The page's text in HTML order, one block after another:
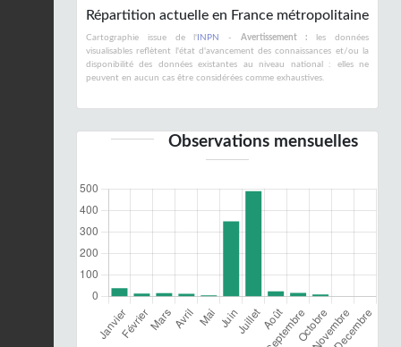
Répartition actuelle en France métropolitaine
Cartographie issue de l' INPN - Avertissement : les données
visualisables reflètent l'état d'avancement des connaissances et/ou la
disponibilité des données existantes au niveau national : elles ne
peuvent en aucun cas être considérées comme exhaustives.
Observations mensuelles